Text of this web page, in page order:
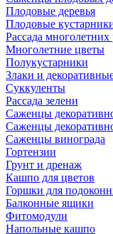
Плодовые деревья
Плодовые
Рассада многолетних
Многолетние цветы
Полукустарники
Злаки и
Суккуленты
Рассада зелени
Саженцы
Саженцы
Саженцы винограда
Гортензии
Грунт и дренаж
Кашпо для цветов
Горшки для
Балконные ящики
Фитомодули
Напольные кашпо